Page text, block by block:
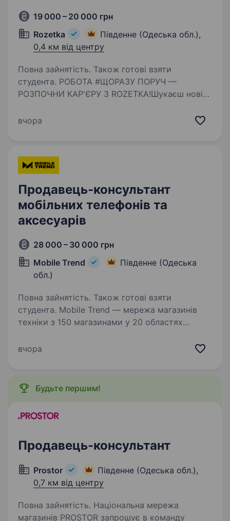
19 000 – 20 000 грн
Rozetka
Південне (Одеська обл.),
0,4 км від центру
Повна зайнятість. Також готові взяти
студента. РОБОТА #ЩОРАЗУ ПОРУЧ —
РОЗПОЧНИ КАР'ЄРУ З ROZETKA!Шукаєш нові
ми допоможемо тобі стати професіоналом!
вчора
Продавець-консультант
мобільних телефонів та
аксесуарів
28 000 – 30 000 грн
Mobile Trend
Південне (Одеська
обл.)
Повна зайнятість. Також готові взяти
студента. Mobile Trend — мережа магазинів
техніки з 150 магазинами у 20 областях
Більше про нас — mobiletrend.com
вчора
Будьте першим!
Продавець-консультант
Prostor
Південне (Одеська обл.),
0,7 км від центру
Повна зайнятість. Національна мережа
магазинів PROSTOR запрошує в команду